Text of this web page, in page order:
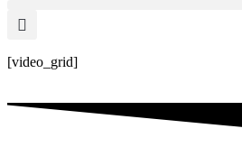
[video_grid]